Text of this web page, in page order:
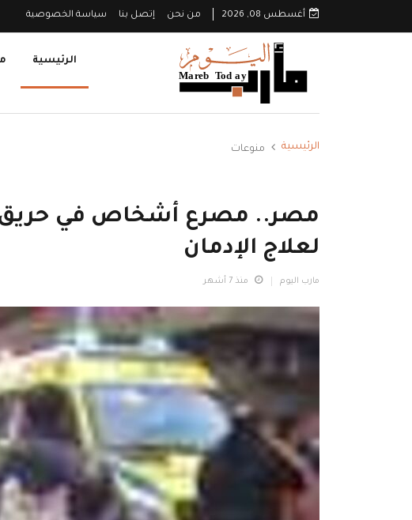
أغسطس 08, 2026 من نحن إتصل بنا سياسة الخصوصية
الرئيسية
الرئيسية منوعات
مصر.. مصرع أشخاص في
لعلاج الإدمان
مارب اليوم منذ 7 أشهر